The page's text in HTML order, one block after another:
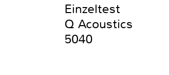
Einzeltest
Q Acoustics
5040